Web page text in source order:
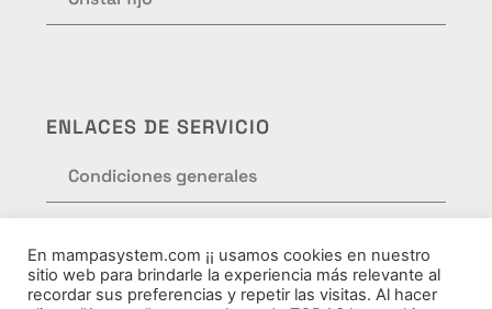
ENLACES DE SERVICIO
Condiciones generales
Política de privacidad
En mampasystem.com ¡¡ usamos cookies en nuestro
sitio web para brindarle la experiencia más relevante al
recordar sus preferencias y repetir las visitas. Al hacer